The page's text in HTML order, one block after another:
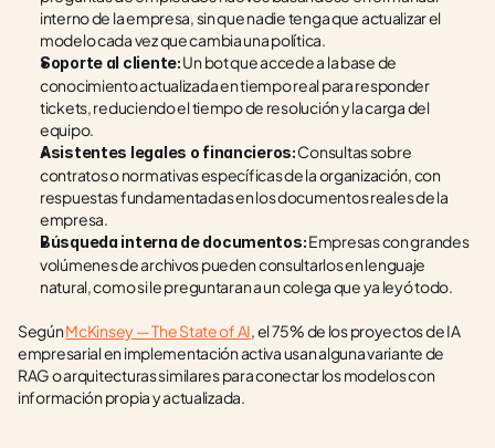
interno de la empresa, sin que nadie tenga que actualizar el
modelo cada vez que cambia una política.
Soporte al cliente: Un bot que accede a la base de
conocimiento actualizada en tiempo real para responder
tickets, reduciendo el tiempo de resolución y la carga del
equipo.
Asistentes legales o financieros: Consultas sobre
contratos o normativas específicas de la organización, con
respuestas fundamentadas en los documentos reales de la
empresa.
Búsqueda interna de documentos: Empresas con grandes
volúmenes de archivos pueden consultarlos en lenguaje
natural, como si le preguntaran a un colega que ya leyó todo.
Según McKinsey — The State of AI, el 75% de los proyectos de IA
empresarial en implementación activa usan alguna variante de
RAG o arquitecturas similares para conectar los modelos con
información propia y actualizada.